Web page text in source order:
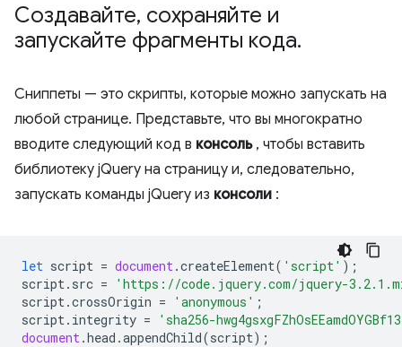
Создавайте, сохраняйте и
запускайте фрагменты кода.
Сниппеты — это скрипты, которые можно запускать на
любой странице. Представьте, что вы многократно
вводите следующий код в консоль, чтобы вставить
библиотеку jQuery на страницу и, следовательно,
запускать команды jQuery из консоли :
let script = document.createElement( 'script' );
script. src =
'https://code.jquery.com/jquery-
script.crossOrigin = 'anonymous' ;
script. integrity =
'sha256-
document.head .appendChild(script);